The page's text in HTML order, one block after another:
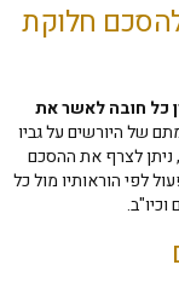
חלוקת
כל חובה לאשר את
של היורשים על גביו
לצרף את ההסכם
לפי הוראותיו מול כל